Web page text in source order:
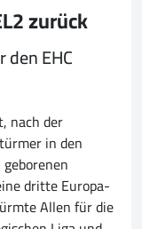
zurück
EHC
nach der
in den
dritte Europa-
Allen für die